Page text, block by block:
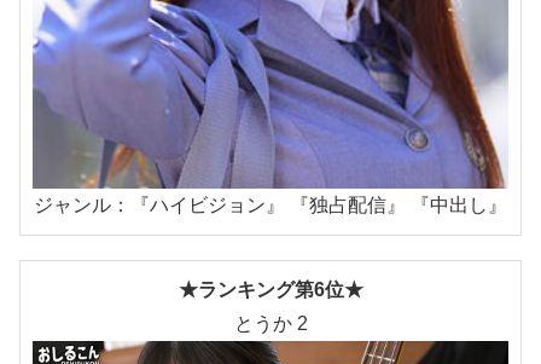
ジャンル：『ハイビジョン』 『独占配信』 『中出し』
★ランキング第6位★
とうか 2